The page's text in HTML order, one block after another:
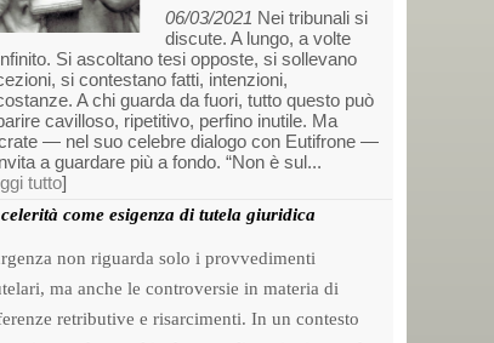
06/03/2021 Nei tribunali si
discute. A lungo, a volte
Si ascoltano tesi opposte, si sollevano
si contestano fatti, intenzioni,
A chi guarda da fuori, tutto questo può
cavilloso, ripetitivo, perfino inutile. Ma
— nel suo celebre dialogo con Eutifrone —
a guardare più a fondo. “Non è sul...
tutto]
come esigenza di tutela giuridica
non riguarda solo i provvedimenti
ma anche le controversie in materia di
retributive e risarcimenti. In un contesto